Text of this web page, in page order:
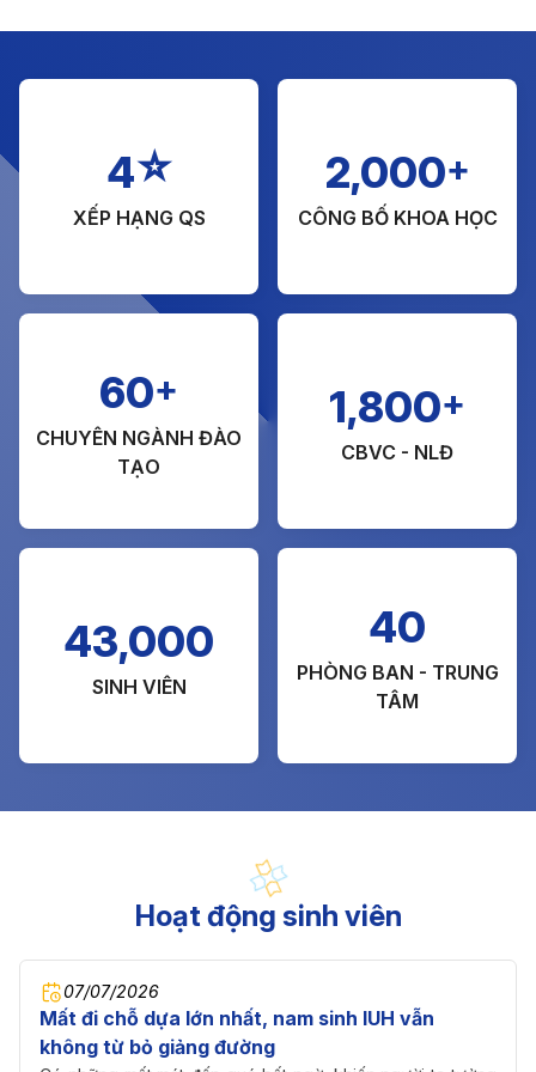
4☆
XẾP HẠNG QS
2,000+
CÔNG BỐ KHOA HỌC
60+
CHUYÊN NGÀNH ĐÀO
TẠO
1,800+
CBVC - NLĐ
43,000
SINH VIÊN
40
PHÒNG BAN - TRUNG
TÂM
Hoạt động sinh viên
07/07/2026
Mất đi chỗ dựa lớn nhất, nam sinh IUH vẫn
không từ bỏ giảng đường